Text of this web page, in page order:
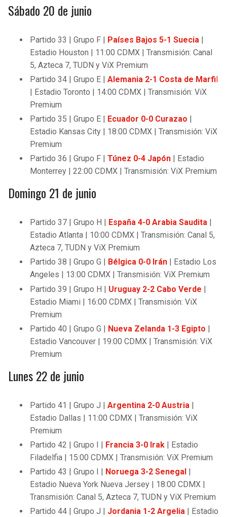
Sábado 20 de junio
Partido 33 | Grupo F | Países Bajos 5-1 Suecia |
Estadio Houston | 11:00 CDMX | Transmisión: Canal
5, Azteca 7, TUDN y ViX Premium
Partido 34 | Grupo E |Alemania 2-1 Costa de Marfil
| Estadio Toronto | 14:00 CDMX | Transmisión: ViX
Premium
Partido 35 | Grupo E | Ecuador 0-0 Curazao |
Estadio Kansas City | 18:00 CDMX | Transmisión: ViX
Premium
Partido 36 | Grupo F |Túnez 0-4 Japón | Estadio
Monterrey | 22:00 CDMX | Transmisión: ViX Premium
Domingo 21 de junio
Partido 37 | Grupo H | España 4-0 Arabia Saudita
Estadio Atlanta | 10:00 CDMX | Transmisión: Canal 5,
Azteca 7, TUDN y ViX Premium
Partido 38 | Grupo G |
Bélgica 0-0 Irán | Estadio Los
Angeles | 13:00 CDMX | Transmisión: ViX Premium
Partido 39 | Grupo H | Uruguay 2-2 Cabo Verde |
Estadio Miami | 16:00 CDMX | Transmisión: ViX
Premium
Partido 40 | Grupo G | Nueva Zelanda 1-3 Egipto |
Estadio Vancouver | 19:00 CDMX | Transmisión: ViX
Premium
Lunes 22 de junio
Partido 41 | Grupo J |Argentina 2-0 Austria |
Estadio Dallas | 11:00 CDMX | Transmisión: ViX
Premium
Partido 42 | Grupo I | Francia 3-0 Irak | Estadio
Filadelfia | 15:00 CDMX | Transmisión: ViX Premium
Partido 43 | Grupo I |
Noruega 3-2 Senegal
Estadio Nueva York Nueva Jersey | 18:00 CDMX |
Transmisión: Canal 5, Azteca 7, TUDN y ViX Premium
Partido 44 | Grupo J | Jordania 1-2 Argelia | Estadio